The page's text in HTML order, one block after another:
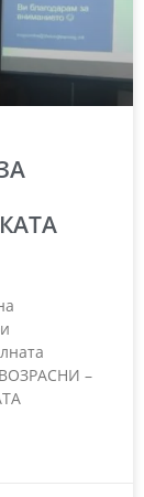
–